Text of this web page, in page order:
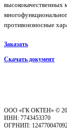
высококачественных
противоизносные
Заказать
Скачать документ
ООО «ГК ОКТЕН» ©
ИНН: 7743453370
ОГРНИП: